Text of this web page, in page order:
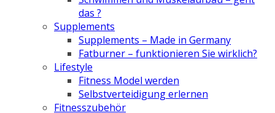
das ?
Supplements
Supplements – Made in Germany
Fatburner – funktionieren Sie wirklich?
Lifestyle
Fitness Model werden
Selbstverteidigung erlernen
Fitnesszubehör